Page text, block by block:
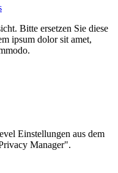
Bitte ersetzen Sie diese
ipsum dolor sit amet,
Einstellungen aus dem
Manager".